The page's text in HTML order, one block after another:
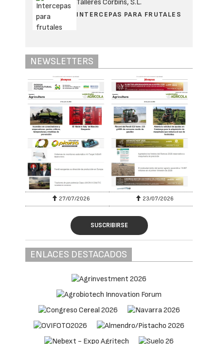
Talleres Corbins, S.L.
INTERCEPAS PARA FRUTALES
NEWSLETTERS
27/07/2026 23/07/2026
SUSCRIBIRSE
ENLACES DESTACADOS